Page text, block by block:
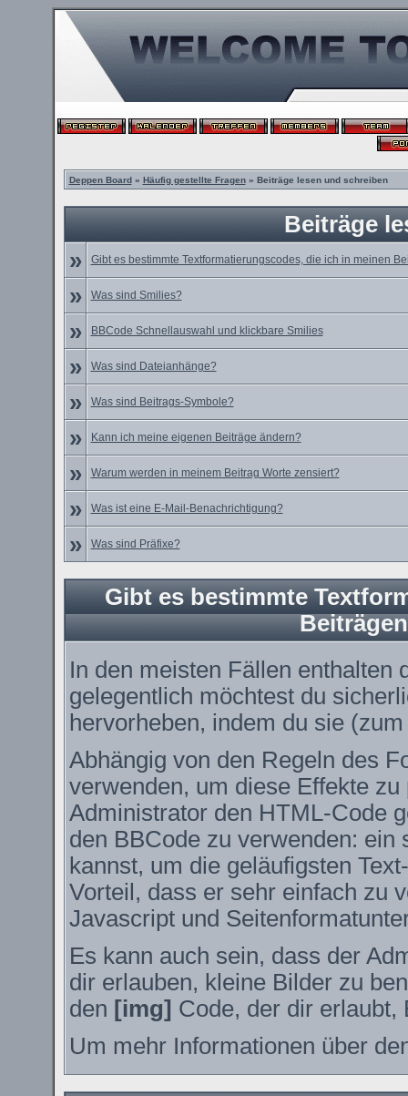
Deppen Board» Häufig gestellte Fragen» Beiträge lesen und schreiben
Beiträge
»
Gibt es bestimmte Textformatierungscodes, die ich in meinen
» Was sind Smilies?
» BBCode Schnellauswahl und klickbare Smilies
» Was sind Dateianhänge?
» Was sind Beitrags-Symbole?
» Kann ich meine eigenen Beiträge ändern?
» Warum werden in meinem Beitrag Worte zensiert?
» Was ist eine E-Mail-Benachrichtigung?
» Was sind Präfixe?
Gibt es bestimmte
In den meisten Fällen enthalten
gelegentlich möchtest du
hervorheben, indem du sie
Abhängig von den Regeln des
verwenden, um diese Effekte
Administrator den HTML-Code
den BBCode zu verwenden: ein
kannst, um die geläufigsten
Vorteil, dass er sehr einfach zu
Javascript und
Es kann auch sein, dass der
dir erlauben, kleine Bilder zu
den [img] Code, der dir erlaubt,
Um mehr Informationen über